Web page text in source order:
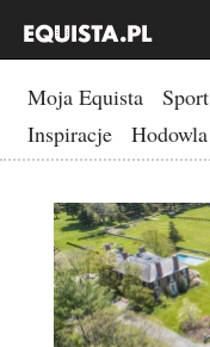
Moja Equista Sport
Inspiracje
Hodowla